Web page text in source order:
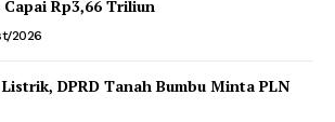
Rp3,66 Triliun
2026
DPRD Tanah Bumbu Minta PLN